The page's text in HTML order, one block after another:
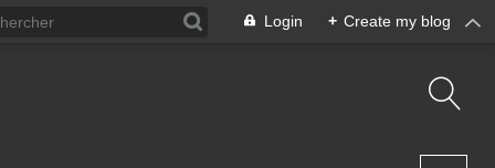
Login + Create my blog